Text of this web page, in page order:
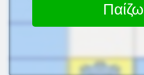
Παίζω